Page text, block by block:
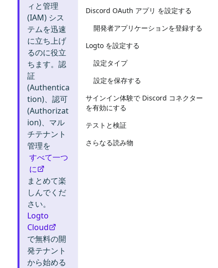
ィと管理
(IAM) シス
テムを迅速
に立ち上げ
るのに役立
ちます。認
証
(Authentica
tion)、認可
(Authorizat
ion)、マル
チテナント
管理を
すべて一つ
に
まとめて楽
しんでくだ
さい。
Logto
Cloud
で無料の開
発テナント
から始める
Discord OAuth アプリ を設定する
開発者アプリケーションを登録する
Logto を設定する
設定タイプ
設定を保存する
サインイン体験で Discord コネクター
を有効にする
テストと検証
さらなる読み物